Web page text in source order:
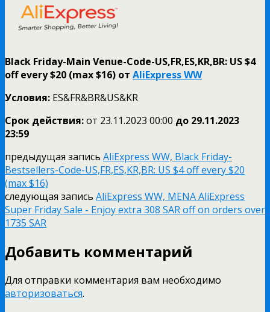
Black Friday-Main Venue-Code-US,FR,ES,KR,BR: US $4
off every $20 (max $16) от AliExpress WW
Условия: ES&FR&BR&US&KR
Срок действия:от 23.11.2023 00:00 до 29.11.2023
23:59
предыдущая запись AliExpress WW, Black Friday-
Bestsellers-Code-US,FR,ES,KR,BR: US $4 off every $20
(max $16)
следующая запись AliExpress WW, MENA AliExpress
Super Friday Sale - Enjoy extra 308 SAR off on orders over
1735 SAR
Добавить комментарий
Для отправки комментария вам необходимо
авторизоваться.